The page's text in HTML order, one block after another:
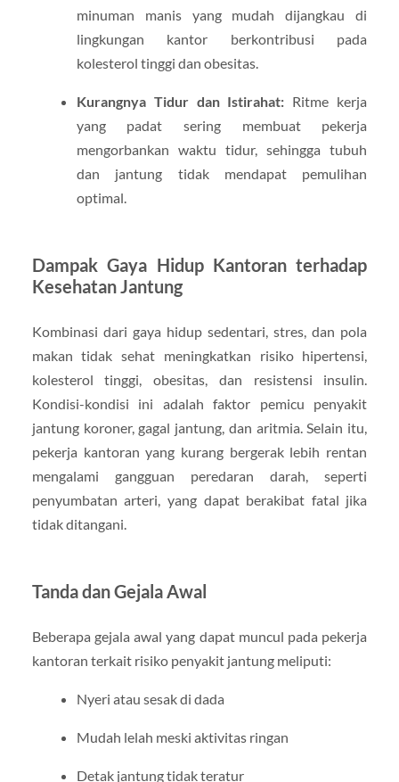
minuman manis yang mudah dijangkau di
lingkungan kantor berkontribusi pada
kolesterol tinggi dan obesitas.
Kurangnya Tidur dan Istirahat: Ritme kerja
yang padat sering membuat pekerja
mengorbankan waktu tidur, sehingga tubuh
dan jantung tidak mendapat pemulihan
optimal.
Dampak Gaya Hidup Kantoran terhadap
Kesehatan Jantung
Kombinasi dari gaya hidup sedentari, stres, dan pola
makan tidak sehat meningkatkan risiko hipertensi,
kolesterol tinggi, obesitas, dan resistensi insulin.
Kondisi-kondisi ini adalah faktor pemicu penyakit
jantung koroner, gagal jantung, dan aritmia. Selain itu,
pekerja kantoran yang kurang bergerak lebih rentan
mengalami gangguan peredaran darah, seperti
penyumbatan arteri, yang dapat berakibat fatal jika
tidak ditangani.
Tanda dan Gejala Awal
Beberapa gejala awal yang dapat muncul pada pekerja
kantoran terkait risiko penyakit jantung meliputi:
Nyeri atau sesak di dada
Mudah lelah meski aktivitas ringan
Detak jantung tidak teratur